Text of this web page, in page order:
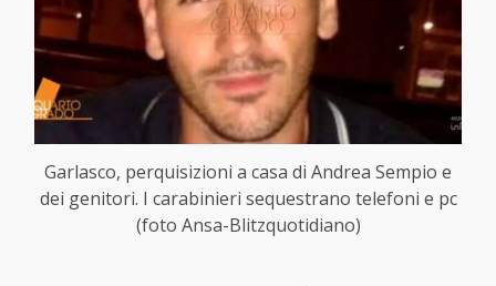
Garlasco, perquisizioni a casa di Andrea Sempio e
dei genitori. I carabinieri sequestrano telefoni e pc
(foto Ansa-Blitzquotidiano)